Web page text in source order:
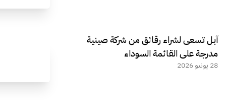
آبل تسعى لشراء رقائق من شركة صينية
مدرجة على القائمة السوداء
28 يونيو 2026